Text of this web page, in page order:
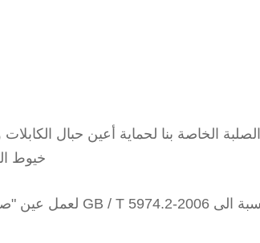
الخاصة بنا لحماية أعين حبال
خيوط
الى GB / T 5974.2-2006 لعمل عين